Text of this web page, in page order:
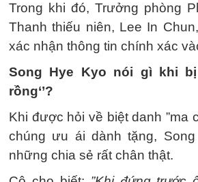
Trong khi đó, Trưởng phòng
Thanh thiếu niên, Lee In
xác nhận thông tin chính xác
Song Hye Kyo nói gì khi
rồng‘’?
Khi được hỏi về biệt danh ”ma
chúng ưu ái dành tặng,
những chia sẻ rất chân thật.